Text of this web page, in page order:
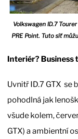
Volkswagen ID.7
PRE Point. Tuto síť
Interiér? Business
Uvnitř ID.7 GTX se
pohodlná jak
všude kolem,
GTX) a ambientní